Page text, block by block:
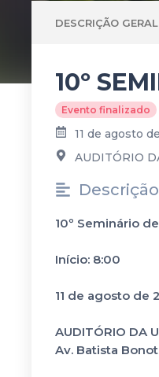
DESCRIÇÃO GERAL
10º
Evento finalizado
11 de agosto
AUDITÓRIO
10º Seminário
Início: 8:00
11 de agosto de
AUDITÓRIO DA
Av. Batista